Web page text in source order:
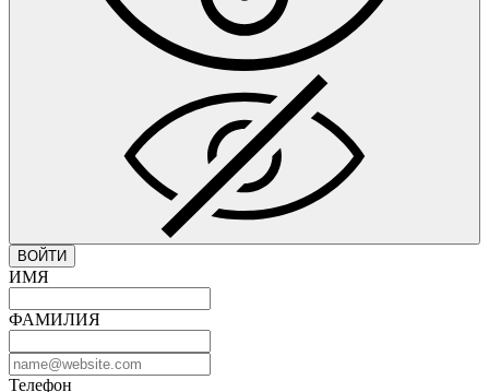
ВОЙТИ
ИМЯ
ФАМИЛИЯ
Телефон